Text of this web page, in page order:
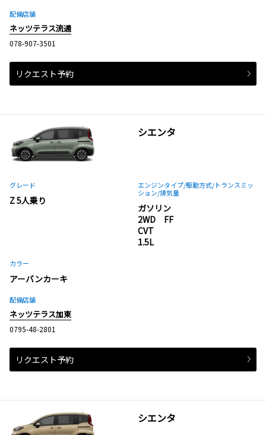
配備店舗
ネッツテラス流通
078-907-3501
リクエスト予約
シエンタ
グレード
Z 5人乗り
エンジンタイプ/駆動方式/トランスミッ
ション/排気量
ガソリン
2WD FF
CVT
1.5L
カラー
アーバンカーキ
配備店舗
ネッツテラス加東
0795-48-2801
リクエスト予約
シエンタ